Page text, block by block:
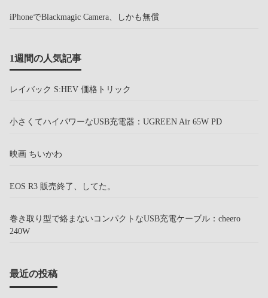
iPhoneでBlackmagic Camera、しかも無償
1週間の人気記事
レイバック S:HEV 価格トリック
小さくてハイパワーなUSB充電器：UGREEN Air 65W PD
映画 ちいかわ
EOS R3 販売終了、してた。
巻き取り型で絡まないコンパクトなUSB充電ケーブル：cheero
240W
最近の投稿